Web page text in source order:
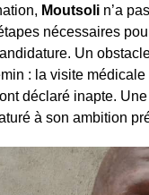
Moutsolin’a
nécessaires
Un
: la visite
déclaré inapte.
à son ambition